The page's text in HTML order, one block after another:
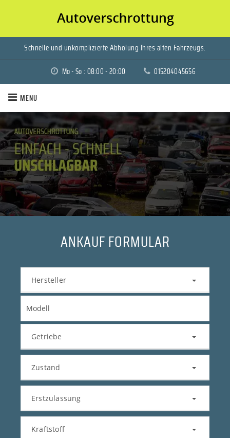
Schnelle und unkomplizierte Abholung Ihres alten Fahrzeugs.
Mo - So : 08:00 - 20:00 015204045656
MENU
ANKAUF FORMULAR
Hersteller
Getriebe
Zustand
Erstzulassung
Kraftstoff